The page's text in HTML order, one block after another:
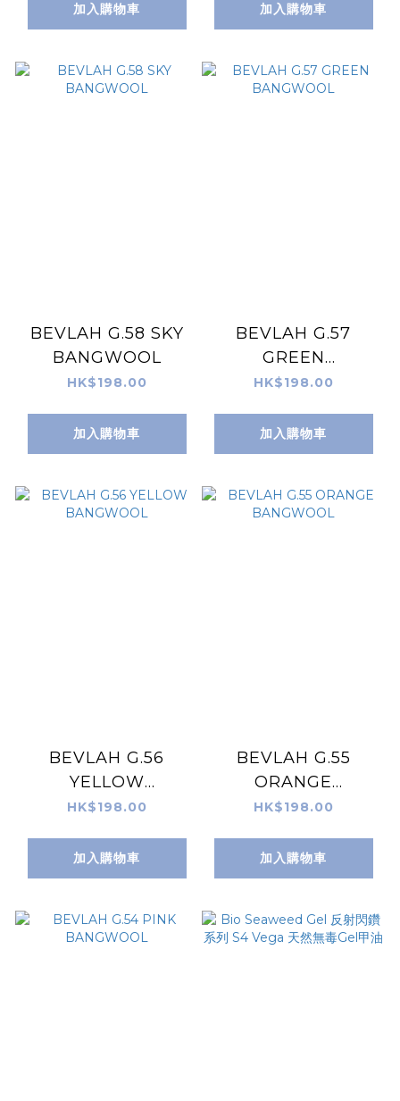
加入購物車 加入購物車
BEVLAH G.58 SKY
BANGWOOL
HK$198.00
加入購物車
BEVLAH G.57
GREEN
BANGWOOL
HK$198.00
加入購物車
BEVLAH G.56
YELLOW
BANGWOOL
HK$198.00
加入購物車
BEVLAH G.55
ORANGE
BANGWOOL
HK$198.00
加入購物車